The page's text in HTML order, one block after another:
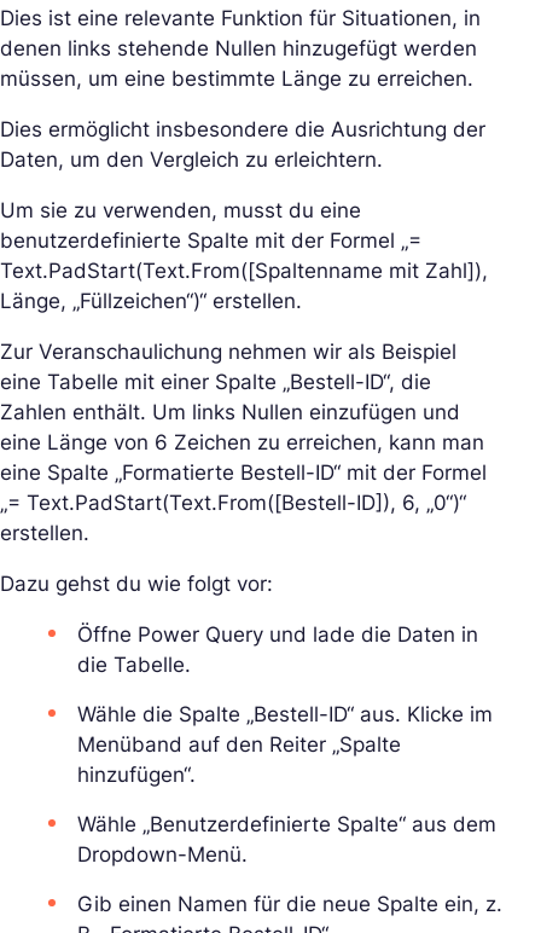
Dies ist eine relevante Funktion für Situationen, in
denen links stehende Nullen hinzugefügt werden
müssen, um eine bestimmte Länge zu erreichen.
Dies ermöglicht insbesondere die Ausrichtung der
Daten, um den Vergleich zu erleichtern.
Um sie zu verwenden, musst du eine
benutzerdefinierte Spalte mit der Formel „=
Text.PadStart(Text.From([Spaltenname mit Zahl]),
Länge, „Füllzeichen“)“ erstellen.
Zur Veranschaulichung nehmen wir als Beispiel
eine Tabelle mit einer Spalte „Bestell-ID“, die
Zahlen enthält. Um links Nullen einzufügen und
eine Länge von 6 Zeichen zu erreichen, kann man
eine Spalte „Formatierte Bestell-ID“ mit der Formel
„= Text.PadStart(Text.From([Bestell-ID]), 6, „0“)“
erstellen.
Dazu gehst du wie folgt vor:
Öffne Power Query und lade die Daten in
die Tabelle.
Wähle die Spalte „Bestell-ID“ aus. Klicke im
Menüband auf den Reiter „Spalte
hinzufügen“.
Wähle „Benutzerdefinierte Spalte“ aus dem
Dropdown-Menü.
Gib einen Namen für die neue Spalte ein, z.